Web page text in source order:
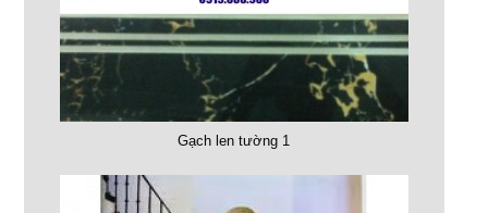
Gạch len tường 1